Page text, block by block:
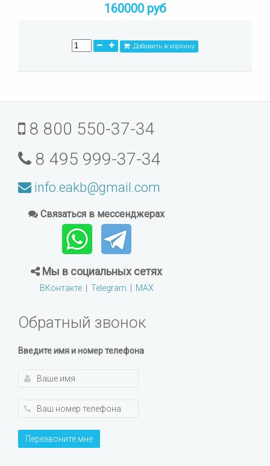
160000 руб
Добавить в корзину
8 800 550-37-34
8 495 999-37-34
info.eakb@gmail.com
Связаться в мессенджерах
Мы в социальных сетях
ВКонтакте| Telegram | MAX
Обратный звонок
Введите имя и номер телефона
Перезвоните мне